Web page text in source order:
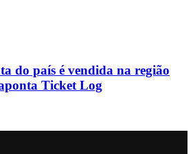
do país é vendida na região
Ticket Log